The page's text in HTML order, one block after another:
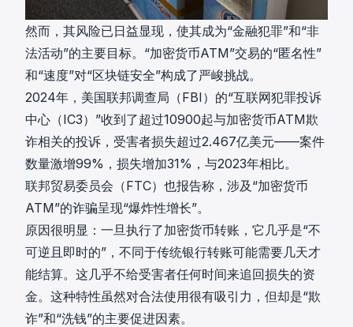
然而，其风险已日益显现，使其成为“金融犯罪”和“非
法活动”的主要目标。“加密货币ATM”交易的“匿名性”
和“速度”对“区块链安全”构成了严峻挑战。
2024年，美国联邦调查局（FBI）的“互联网犯罪投诉
中心（IC3）”收到了超过10900起与加密货币ATM欺
诈相关的投诉，受害者损失超过2.467亿美元——案件
数量激增99%，损失增加31%，与2023年相比。
联邦贸易委员会（FTC）也报告称，涉及“加密货币
ATM”的诈骗呈现“爆炸性增长”。
原因很明显：一旦执行了加密货币转账，它几乎是“不
可逆且即时的”，不同于传统银行转账可能需要几天才
能结算。这几乎不给受害者任何时间来追回损失的资
金。这种特性虽然对合法使用很有吸引力，但却是“欺
诈”和“洗钱”的主要促进因素。